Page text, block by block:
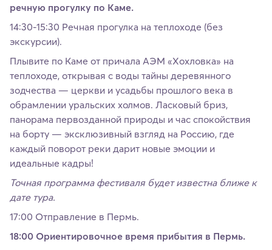
речную прогулку по Каме.
14:30-15:30 Речная прогулка на теплоходе (без
экскурсии).
Плывите по Каме от причала АЭМ «Хохловка» на
теплоходе, открывая с воды тайны деревянного
зодчества — церкви и усадьбы прошлого века в
обрамлении уральских холмов. Ласковый бриз,
панорама первозданной природы и час спокойствия
на борту — эксклюзивный взгляд на Россию, где
каждый поворот реки дарит новые эмоции и
идеальные кадры!
Точная программа фестиваля будет известна ближе к
дате тура.
17:00 Отправление в Пермь.
18:00 Ориентировочное время прибытия в Пермь.